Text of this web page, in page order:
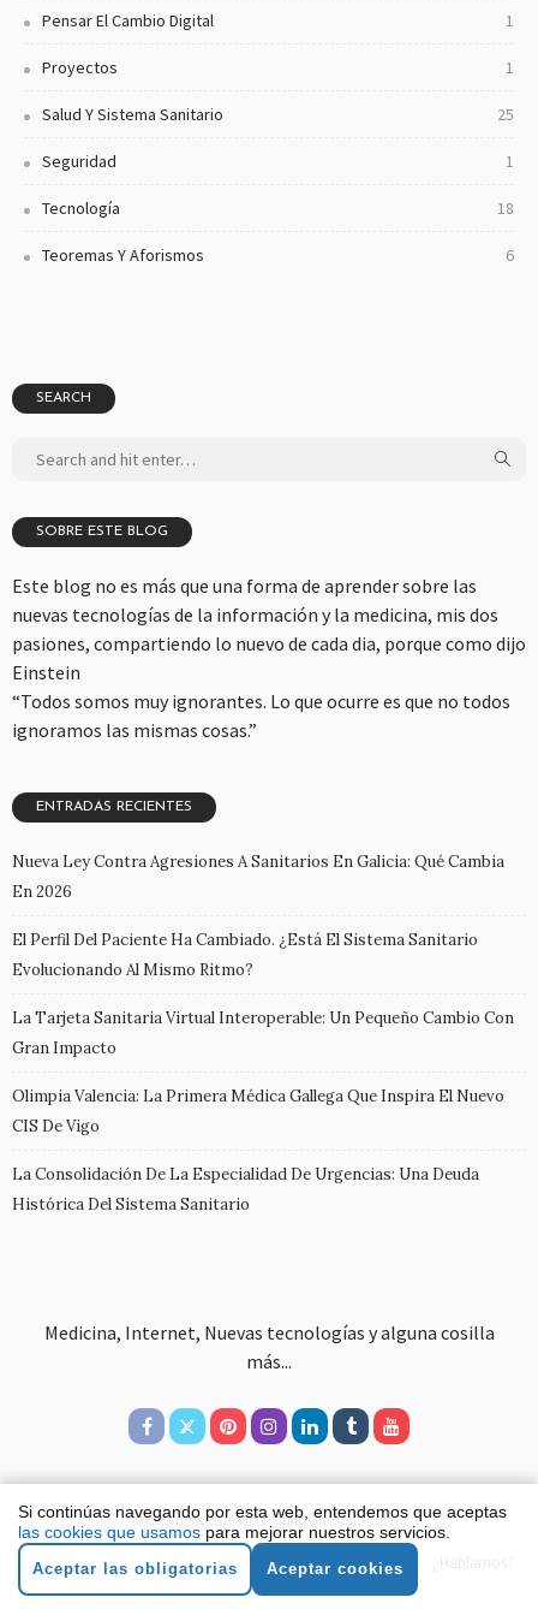
Pensar El Cambio Digital 1
Proyectos 1
Salud Y Sistema Sanitario 25
Seguridad 1
Tecnología 18
Teoremas Y Aforismos 6
SEARCH
SOBRE ESTE BLOG
Este blog no es más que una forma de aprender sobre las
nuevas tecnologías de la información y la medicina, mis dos
pasiones, compartiendo lo nuevo de cada dia, porque como dijo
Einstein
“Todos somos muy ignorantes. Lo que ocurre es que no todos
ignoramos las mismas cosas.”
ENTRADAS RECIENTES
Nueva Ley Contra Agresiones A Sanitarios En Galicia: Qué Cambia
En 2026
El Perfil Del Paciente Ha Cambiado. ¿Está El Sistema Sanitario
Evolucionando Al Mismo Ritmo?
La Tarjeta Sanitaria Virtual Interoperable: Un Pequeño Cambio Con
Gran Impacto
Olimpia Valencia: La Primera Médica Gallega Que Inspira El Nuevo
CIS De Vigo
La Consolidación De La Especialidad De Urgencias: Una Deuda
Histórica Del Sistema Sanitario
Medicina, Internet, Nuevas tecnologías y alguna cosilla
más...
© Copyright 2020 Víctor Julio Quesada Varela
Aviso legal Política de cookies Política de privacidad
Si continúas navegando por esta web, entendemos que aceptas
las cookies que usamos para mejorar nuestros servicios.
Aceptar las obligatorias Aceptar cookies